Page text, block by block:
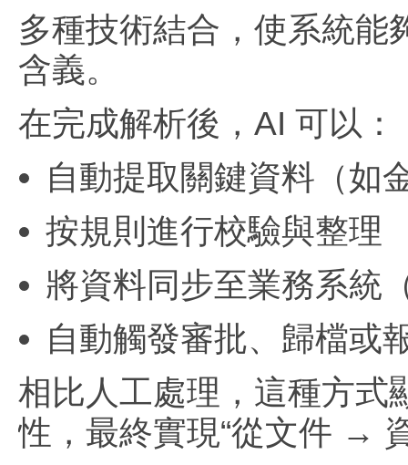
多種技術結合，使系統能
含義。
在完成解析後，AI 可以：
自動提取關鍵資料（如
按規則進行校驗與整理
將資料同步至業務系統
自動觸發審批、歸檔或
相比人工處理，這種方式
性，最終實現“從文件 →